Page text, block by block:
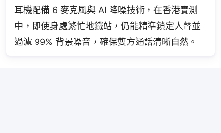
耳機配備 6 麥克風與 AI 降噪技術，在香港實測
中，即使身處繁忙地鐵站，仍能精準鎖定人聲並
過濾 99% 背景噪音，確保雙方通話清晰自然。